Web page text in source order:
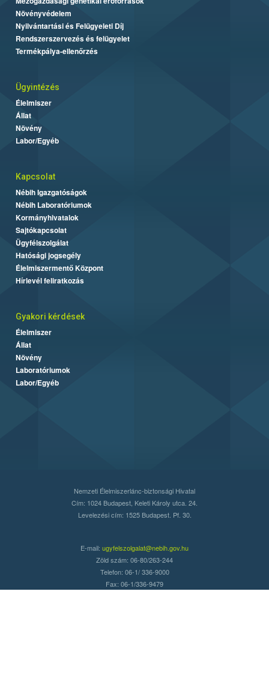
Növényvédelem
Nyilvántartási és Felügyeleti Díj
Rendszerszervezés és felügyelet
Termékpálya-ellenőrzés
Ügyintézés
Élelmiszer
Állat
Növény
Labor/Egyéb
Kapcsolat
Nébih Igazgatóságok
Nébih Laboratóriumok
Kormányhivatalok
Sajtókapcsolat
Ügyfélszolgálat
Hatósági jogsegély
Élelmiszermentő Központ
Hírlevél feliratkozás
Gyakori kérdések
Élelmiszer
Állat
Növény
Laboratóriumok
Labor/Egyéb
Nemzeti Élelmiszerlánc-biztonsági Hivatal
Cím: 1024 Budapest, Keleti Károly utca. 24.
Levelezési cím: 1525 Budapest. Pf. 30.
E-mail: ugyfelszolgalat@nebih.gov.hu
Zöld szám: 06-80/263-244
Telefon: 06-1/ 336-9000
Fax: 06-1/336-9479